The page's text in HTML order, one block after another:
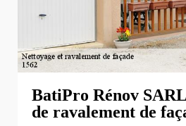
BatiPro Rénov
de ravalement de